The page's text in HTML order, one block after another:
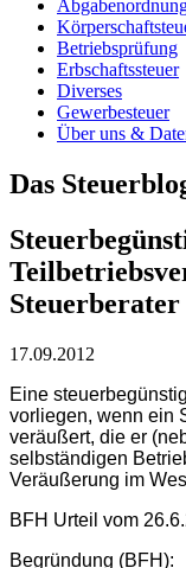
Betriebsprüfung
Erbschaftssteuer
Diverses
Gewerbesteuer
Über uns &
Das
Steuerberater
17.09.2012
Eine
vorliegen, wenn ein
veräußert, die er
selbständigen
Veräußerung im
BFH Urteil vom
Begründung (BFH):